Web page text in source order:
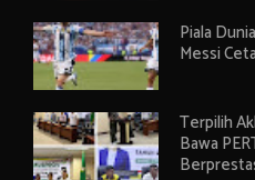
Piala
Messi
Terpilih
Bawa